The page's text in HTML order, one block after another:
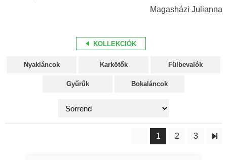
Magasházi Julianna
KOLLEKCIÓK
Nyakláncok Karkötők Fülbevalók
Gyűrűk Bokaláncok
1 2 3